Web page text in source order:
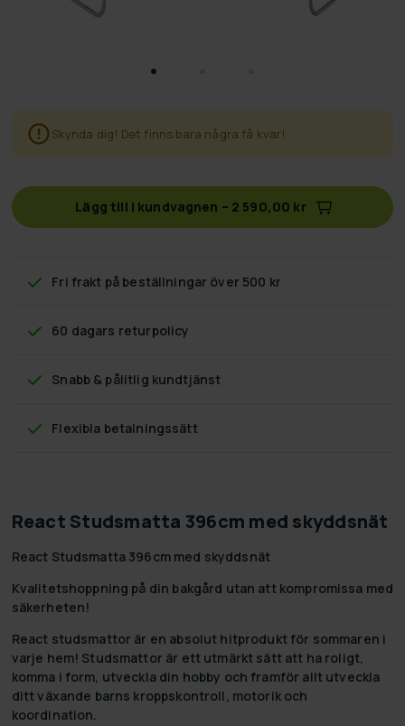
Skynda dig! Det finns bara några få kvar!
Lägg till i kundvagnen – 2 590,00 kr
Fri frakt på beställningar över 500 kr
60 dagars returpolicy
Snabb & pålitlig kundtjänst
Flexibla betalningssätt
React Studsmatta 396cm med skyddsnät
React Studsmatta 396cm med skyddsnät
Kvalitetshoppning på din bakgård utan att kompromissa med
säkerheten!
React studsmattor är en absolut hitprodukt för sommaren i
varje hem! Studsmattor är ett utmärkt sätt att ha roligt,
komma i form, utveckla din hobby och framför allt utveckla
ditt växande barns kroppskontroll, motorik och
koordination.